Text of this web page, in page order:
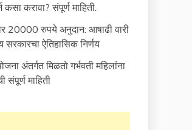
करावा? संपूर्ण माहिती.
20000 रुपये अनुदान: आषाढी वारी
सरकारचा ऐतिहासिक निर्णय
अंतर्गत मिळतो गर्भवती महिलांना
संपूर्ण माहिती